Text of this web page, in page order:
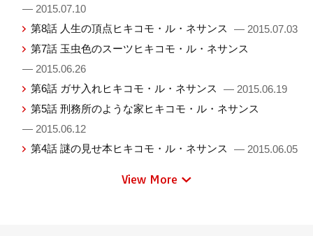
— 2015.07.10
第8話 人生の頂点ヒキコモ・ル・ネサンス
— 2015.07.03
第7話 玉虫色のスーツヒキコモ・ル・ネサンス
— 2015.06.26
第6話 ガサ入れヒキコモ・ル・ネサンス
— 2015.06.19
第5話 刑務所のような家ヒキコモ・ル・ネサンス
— 2015.06.12
第4話 謎の見せ本ヒキコモ・ル・ネサンス
— 2015.06.05
View More